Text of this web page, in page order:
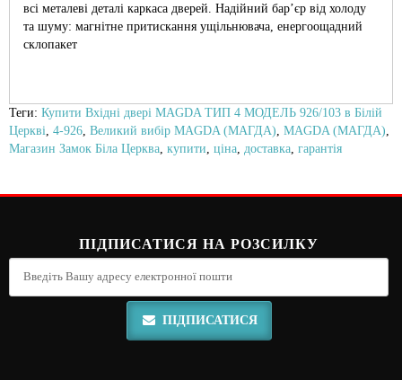
всі металеві деталі каркаса дверей. Надійний бар’єр від холоду
та шуму: магнітне притискання ущільнювача, енергоощадний
склопакет
Теги: Купити Вхідні двері MAGDA ТИП 4 МОДЕЛЬ 926/103 в Білій
Церкві 4-926 Великий вибір MAGDA (МАГДА) MAGDA (МАГДА)
Магазин Замок Біла Церква купити ціна доставка гарантія
ПІДПИСАТИСЯ НА РОЗСИЛКУ
ПІДПИСАТИСЯ